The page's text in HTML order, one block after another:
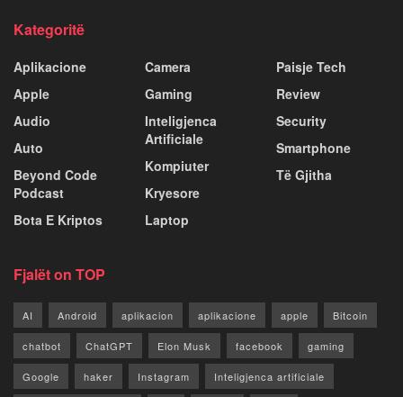
Kategoritë
Aplikacione
Apple
Audio
Auto
Beyond Code
Podcast
Bota E Kriptos
Camera
Gaming
Inteligjenca
Artificiale
Kompiuter
Kryesore
Laptop
Paisje Tech
Review
Security
Smartphone
Të Gjitha
Fjalët on TOP
AI Android aplikacion aplikacione apple Bitcoin
chatbot ChatGPT Elon Musk facebook gaming
Google haker Instagram Inteligjenca artificiale